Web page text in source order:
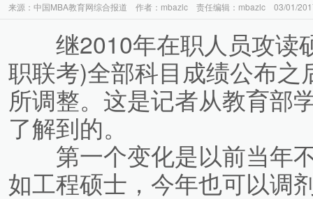
来源：中国MBA教育网综合报道 作者：mbazlc 责任编辑：mbazlc 03/01/
继2010年在职人员攻读
职联考)全部科目成绩公布
所调整。这是记者从教育部
了解到的。
第一个变化是以前当年
如工程硕士，今年也可以调